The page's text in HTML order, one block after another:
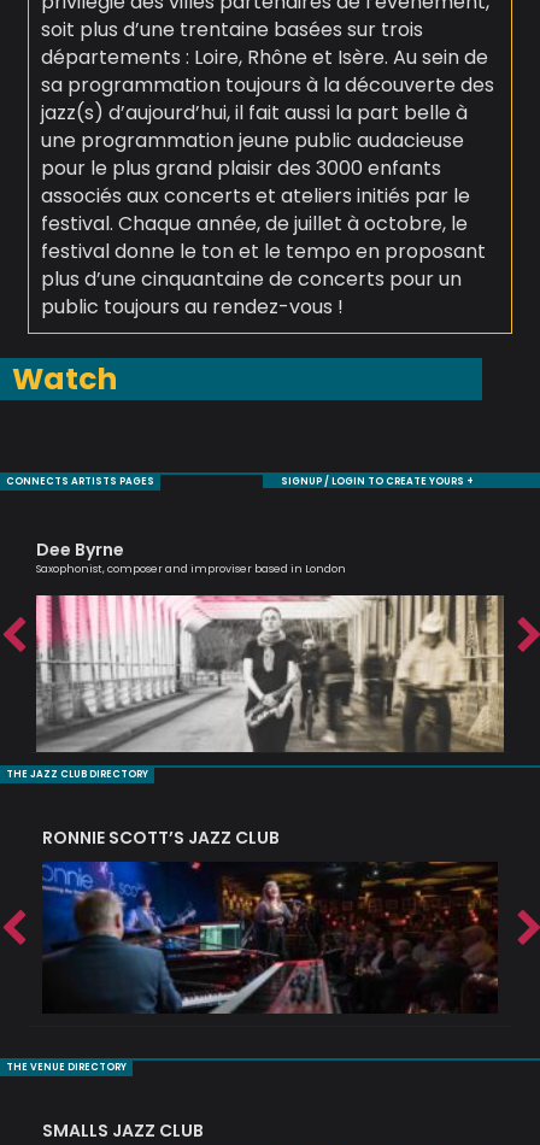
soit plus d’une trentaine basées sur trois
départements : Loire, Rhône et Isère. Au sein de
sa programmation toujours à la découverte des
jazz(s) d’aujourd’hui, il fait aussi la part belle à
une programmation jeune public audacieuse
pour le plus grand plaisir des 3000 enfants
associés aux concerts et ateliers initiés par le
festival. Chaque année, de juillet à octobre, le
festival donne le ton et le tempo en proposant
plus d’une cinquantaine de concerts pour un
public toujours au rendez-vous !
Watch
CONNECTS ARTISTS PAGES SIGNUP / LOGIN TO CREATE YOURS +
Dee Byrne
Saxophonist, composer and improviser based in London
THE JAZZ CLUB DIRECTORY
RONNIE SCOTT’S JAZZ CLUB
THE VENUE DIRECTORY
SMALLS JAZZ CLUB